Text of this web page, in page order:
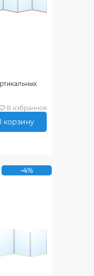
В избранное
корзину
-4%